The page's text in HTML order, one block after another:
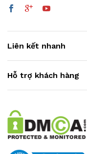
Liên kết nhanh
Hỗ trợ khách hàng